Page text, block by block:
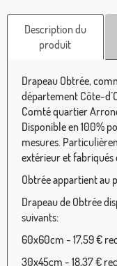
Description du
produit
Drapeau Obtrée,
département Côte-
Comté quartier
Disponible en 100%
mesures.
extérieur et fabriqués
Obtrée appartient au
Drapeau de Obtrée
suivants:
60x60cm - 17,59 €
30x45cm - 18,37 €